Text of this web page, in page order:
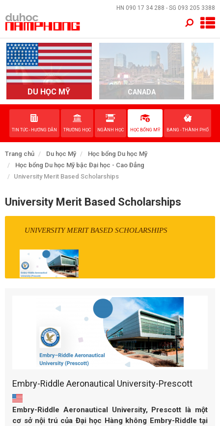
HN 090 17 34 288 - SG 093 205 3388
DU HỌC MỸ CANADA
TIN TỨC - HƯỚNG DẪN TRƯỜNG HỌC NGÀNH HỌC HỌC BỔNG MỸ BANG - THÀNH PHỐ
Trang chủ Du học Mỹ
Học bổng Du học Mỹ
Học bổng Du học Mỹ bậc Đại học - Cao Đẳng
University Merit Based Scholarships
University Merit Based Scholarships
UNIVERSITY MERIT BASED SCHOLARSHIPS
Embry-Riddle Aeronautical University-Prescott
Embry-Riddle Aeronautical University, Prescott là một
cơ sở nội trú của Đại học Hàng không Embry-Riddle tại
×
TRANG CHỦ
QUỐC GIA
EVENTS
DỊCH VỤ
VỀ NAM PHONG
LIÊN HỆ